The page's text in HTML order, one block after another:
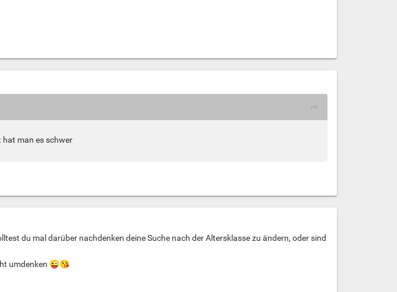
hat man es schwer
du mal darüber nachdenken deine Suche nach der Altersklasse zu ändern, oder sind
umdenken 😜😘